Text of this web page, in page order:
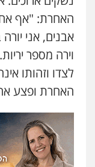
האחרת: "אף
אבנים, אני
וירה מספר
לצדו וזהותו
האחרת ופצע